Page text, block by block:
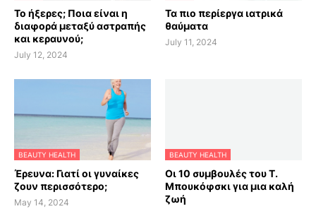
Το ήξερες; Ποια είναι η
διαφορά μεταξύ αστραπής
και κεραυνού;
July 12, 2024
Τα πιο περίεργα ιατρικά
θαύματα
July 11, 2024
BEAUTY HEALTH
Έρευνα: Γιατί οι γυναίκες
ζουν περισσότερο;
May 14, 2024
BEAUTY HEALTH
Οι 10 συμβουλές του Τ.
Μπουκόφσκι για μια καλή
ζωή